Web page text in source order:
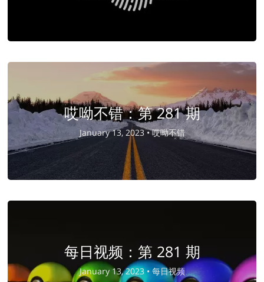
哎呦不错：第 281 期
January 13, 2023 •哎呦不错
每日视频：第 281 期
January 13, 2023 •每日视频